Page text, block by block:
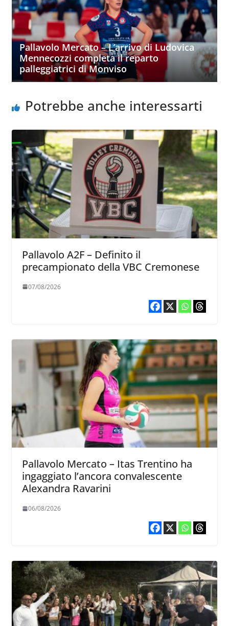
Pallavolo Mercato – L’arrivo di Ludovica
Mennecozzi completa il reparto
palleggiatrici di Monviso
Potrebbe anche interessarti
Pallavolo A2F – Definito il
precampionato della VBC Cremonese
07/08/2026
Pallavolo Mercato – Itas Trentino ha
ingaggiato l’ancora convalescente
Alexandra Ravarini
06/08/2026